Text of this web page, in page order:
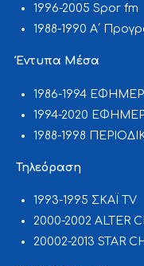
1996-2005 Spor fm
1988-1990 Α΄
Έντυπα Μέσα
1986-1994
1994-2020
1988-1998
Τηλεόραση
1993-1995 ΣΚΑΪ TV
2000-2002 ALTER
20002-2013 STAR